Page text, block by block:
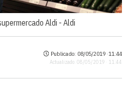
Aldi -Aldi
Publicado: 08/05/2019 ·11:44
Actualizado: 08/05/2019 · 11:44